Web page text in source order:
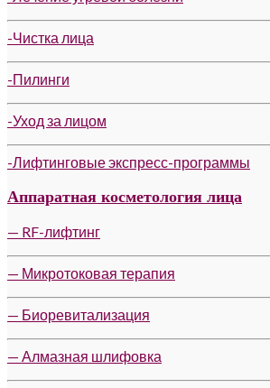
-Чистка лица
-Пилинги
-Уход за лицом
-Лифтинговые экспресс-программы
Аппаратная косметология лица
— RF-лифтинг
— Микротоковая терапия
— Биоревитализация
— Алмазная шлифовка